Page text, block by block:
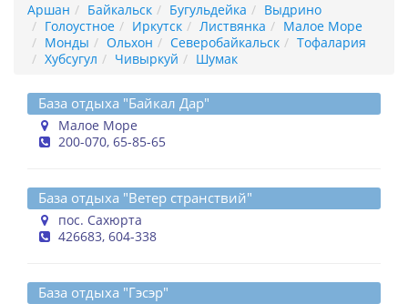
Аршан Байкальск Бугульдейка
Выдрино
Голоустное
Иркутск Листвянка
Малое Море
Монды
Ольхон Северобайкальск
Тофалария
Хубсугул
Чивыркуй Шумак
База отдыха "Байкал Дар"
Малое Море
200-070, 65-85-65
База отдыха "Ветер странствий"
пос. Сахюрта
426683, 604-338
База отдыха "Гэсэр"